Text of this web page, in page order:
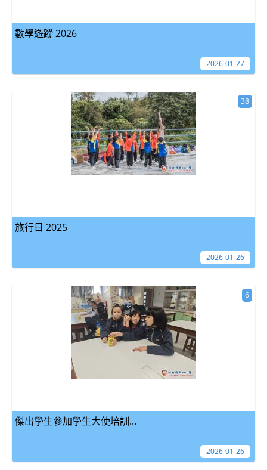
數學遊蹤 2026
2026-01-27
旅行日 2025
38
2026-01-26
傑出學生參加學生大使培訓...
6
2026-01-26